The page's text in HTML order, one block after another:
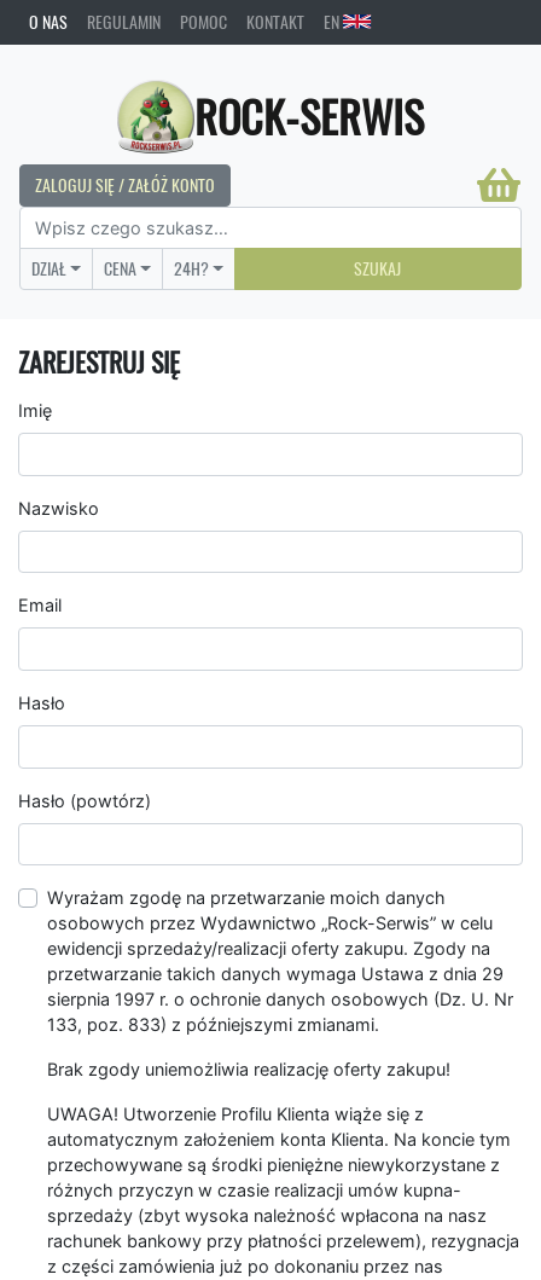
O NAS REGULAMIN POMOC KONTAKT EN
ROCK-SERWIS
ZALOGUJ SIĘ / ZAŁÓŻ KONTO
DZIAŁ CENA 24H? SZUKAJ
ZAREJESTRUJ SIĘ
Imię
Nazwisko
Email
Hasło
Hasło (powtórz)
Wyrażam zgodę na przetwarzanie moich danych
osobowych przez Wydawnictwo „Rock-Serwis” w celu
ewidencji sprzedaży/realizacji oferty zakupu. Zgody na
przetwarzanie takich danych wymaga Ustawa z dnia 29
sierpnia 1997 r. o ochronie danych osobowych (Dz. U. Nr
133, poz. 833) z późniejszymi zmianami.
Brak zgody uniemożliwia realizację oferty zakupu!
UWAGA! Utworzenie Profilu Klienta wiąże się z
automatycznym założeniem konta Klienta. Na koncie tym
przechowywane są środki pieniężne niewykorzystane z
różnych przyczyn w czasie realizacji umów kupna-
sprzedaży (zbyt wysoka należność wpłacona na nasz
rachunek bankowy przy płatności przelewem), rezygnacja
z części zamówienia już po dokonaniu przez nas